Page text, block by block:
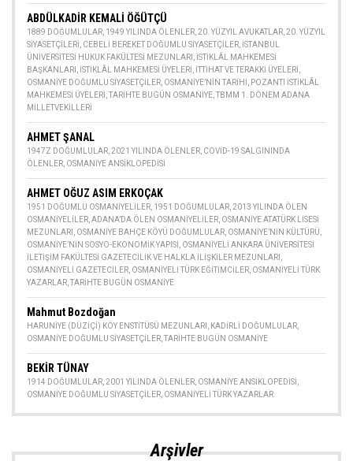
ABDÜLKADİR KEMALİ ÖĞÜTÇÜ
1889 DOĞUMLULAR 1949 YILINDA ÖLENLER 20. YÜZYIL AVUKATLAR 20. YÜZYIL
SIYASETÇILERI CEBELI BEREKET DOĞUMLU SIYASETÇILER İSTANBUL
ÜNIVERSITESI HUKUK FAKÜLTESI MEZUNLARI
İSTIKLÂL MAHKEMESI
BAŞKANLARI
İSTIKLÂL MAHKEMESI ÜYELERI İTTIHAT VE TERAKKI ÜYELERI
OSMANIYE DOĞUMLU SIYASETÇILER OSMANIYE’NIN TARIHI
POZANTI İSTIKLÂL
MAHKEMESI ÜYELERI TARIHTE BUGÜN OSMANIYE TBMM 1. DÖNEM ADANA
MILLETVEKILLERI
AHMET ŞANAL
1947Z DOĞUMLULAR 2021 YILINDA ÖLENLER COVID-19 SALGININDA
ÖLENLER OSMANIYE ANSIKLOPEDISI
AHMET OĞUZ ASIM ERKOÇAK
1951 DOĞUMLU OSMANIYELILER 1951 DOĞUMLULAR 2013 YILINDA ÖLEN
OSMANIYELILER ADANA’DA ÖLEN OSMANIYELILER OSMANIYE ATATÜRK LISESI
MEZUNLARI
OSMANIYE BAHÇE KÖYÜ DOĞUMLULAR OSMANIYE’NIN KÜLTÜRÜ
OSMANIYE’NIN SOSYO-EKONOMIK YAPISI
OSMANIYELI ANKARA ÜNIVERSITESI
İLETIŞIM FAKÜLTESI GAZETECILIK VE HALKLA İLIŞKILER MEZUNLARI
OSMANIYELI GAZETECILER OSMANIYELI TÜRK EĞITIMCILER OSMANIYELI TÜRK
YAZARLAR TARIHTE BUGÜN OSMANIYE
Mahmut Bozdoğan
HARUNIYE (DÜZIÇI) KÖY ENSTITÜSÜ MEZUNLARI KADIRLI DOĞUMLULAR
OSMANIYE DOĞUMLU SIYASETÇILER TARIHTE BUGÜN OSMANIYE
BEKİR TÜNAY
1914 DOĞUMLULAR 2001 YILINDA ÖLENLER OSMANIYE ANSIKLOPEDISI
OSMANIYE DOĞUMLU SIYASETÇILER OSMANIYELI TÜRK YAZARLAR
Arşivler